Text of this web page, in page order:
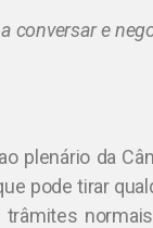
conversar e
plenário da
pode tirar